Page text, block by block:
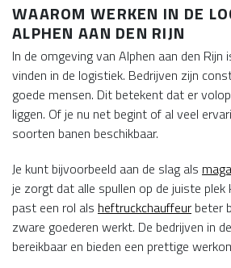
WAAROM WERKEN IN DE
ALPHEN AAN DEN RIJN
In de omgeving van Alphen aan den
vinden in de logistiek. Bedrijven zijn
goede mensen. Dit betekent dat er
liggen. Of je nu net begint of al veel
soorten banen beschikbaar.
Je kunt bijvoorbeeld aan de slag als
je zorgt dat alle spullen op de juiste plek
past een rol als heftruckchauffeur beter
zware goederen werkt. De bedrijven in
bereikbaar en bieden een prettige